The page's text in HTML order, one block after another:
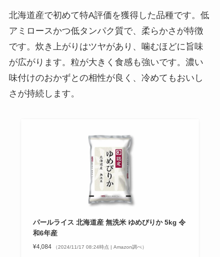
北海道産で初めて特A評価を獲得した品種です。低
アミロースかつ低タンパク質で、柔らかさが特徴
です。炊き上がりはツヤがあり、噛むほどに旨味
が広がります。粒が大きく食感も強いです。濃い
味付けのおかずとの相性が良く、冷めてもおいし
さが持続します。
パールライス 北海道産 無洗米 ゆめぴりか 5kg 令
和6年産
¥4,084 （2024/11/17 08:24時点 | Amazon調べ）